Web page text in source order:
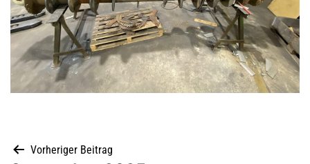
Vorheriger Beitrag